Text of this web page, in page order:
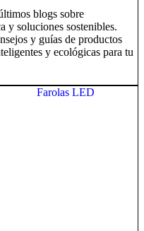
blogs sobre
y soluciones sostenibles.
y guías de productos
y ecológicas para tu